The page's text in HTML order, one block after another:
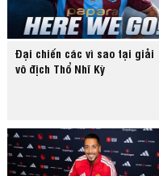
Đại chiến các vì sao tại giải
vô địch Thổ Nhĩ Kỳ